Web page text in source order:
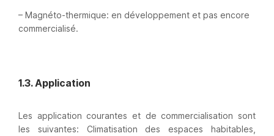
– Magnéto-thermique: en développement et pas encore
commercialisé.
1.3. Application
Les application courantes et de commercialisation sont
les suivantes: Climatisation des espaces habitables,